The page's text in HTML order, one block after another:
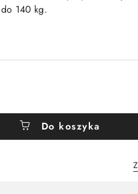
140 kg.
Do koszyka